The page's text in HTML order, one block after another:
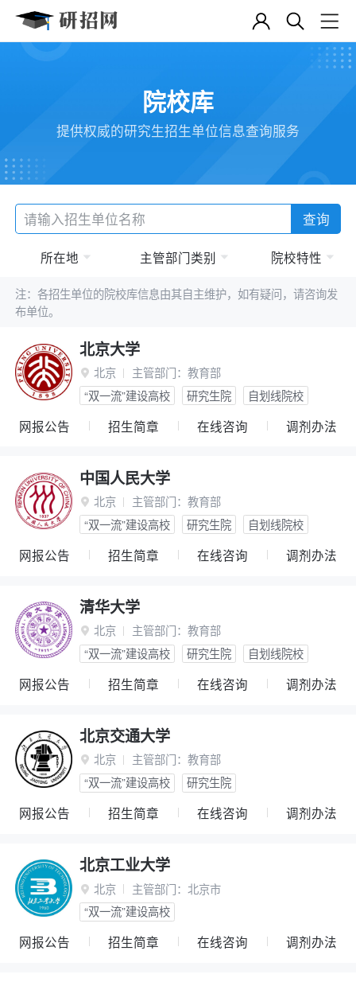
院校库
提供权威的研究生招生单位信息查询服务
查询
所在地 主管部门类别 院校特性
注：各招生单位的院校库信息由其自主维护，如有疑问，请咨询发
布单位。
北京大学
 北京 主管部门： 教育部
“双一流”建设高校
研究生院 自划线院校
网报公告 招生简章 在线咨询 调剂办法
中国人民大学
 北京 主管部门： 教育部
“双一流”建设高校
研究生院 自划线院校
网报公告 招生简章 在线咨询 调剂办法
清华大学
 北京 主管部门： 教育部
“双一流”建设高校
研究生院 自划线院校
网报公告 招生简章 在线咨询 调剂办法
北京交通大学
 北京 主管部门： 教育部
“双一流”建设高校
研究生院
网报公告 招生简章 在线咨询 调剂办法
北京工业大学
 北京 主管部门： 北京市
“双一流”建设高校
网报公告 招生简章 在线咨询 调剂办法